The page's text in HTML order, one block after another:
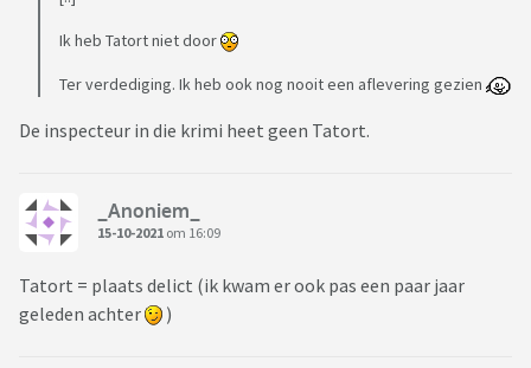
Ik heb Tatort niet door
Ter verdediging. Ik heb ook nog nooit een aflevering gezien
De inspecteur in die krimi heet geen Tatort.
_Anoniem_
15-10-2021 om 16:09
Tatort = plaats delict (ik kwam er ook pas een paar jaar
geleden achter
)